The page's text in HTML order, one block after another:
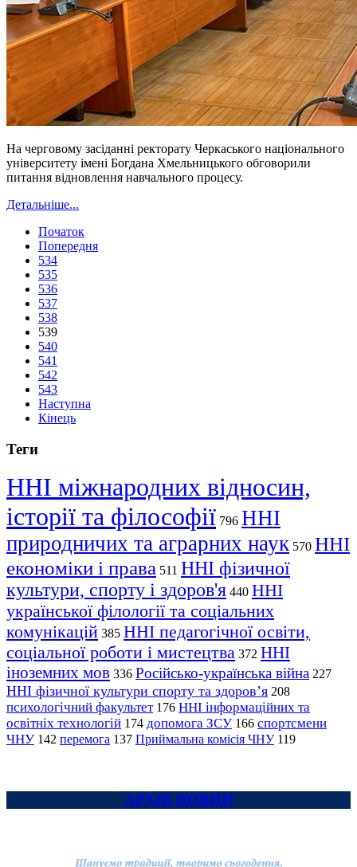
На черговому засіданні ректорату Черкаського національного
університету імені Богдана Хмельницького обговорили
питання відновлення навчального процесу.
Детальніше...
Початок
Попередня
534
535
536
537
538
539
540
541
542
543
Наступна
Кінець
Теги
ННІ міжнародних відносин,
історії та філософії 796 ННІ
природничих та аграрних наук 570 ННІ
економіки і права 511 ННІ фізичної
культури, спорту і здоров'я 440 ННІ
української філології та соціальних
комунікацій 385 ННІ педагогічної освіти,
соціальної роботи і мистецтва 372 ННІ
іноземних мов 336 Російсько-українська війна 227
ННІ фізичної культури спорту та здоров’я 208
психологічний факультет 176 ННІ інформаційних та
освітніх технологій 174 допомога ЗСУ 166 спортсмени
ЧНУ 142 перемога 137 Приймальна комісія ЧНУ 119
АРХІВ НОВИН